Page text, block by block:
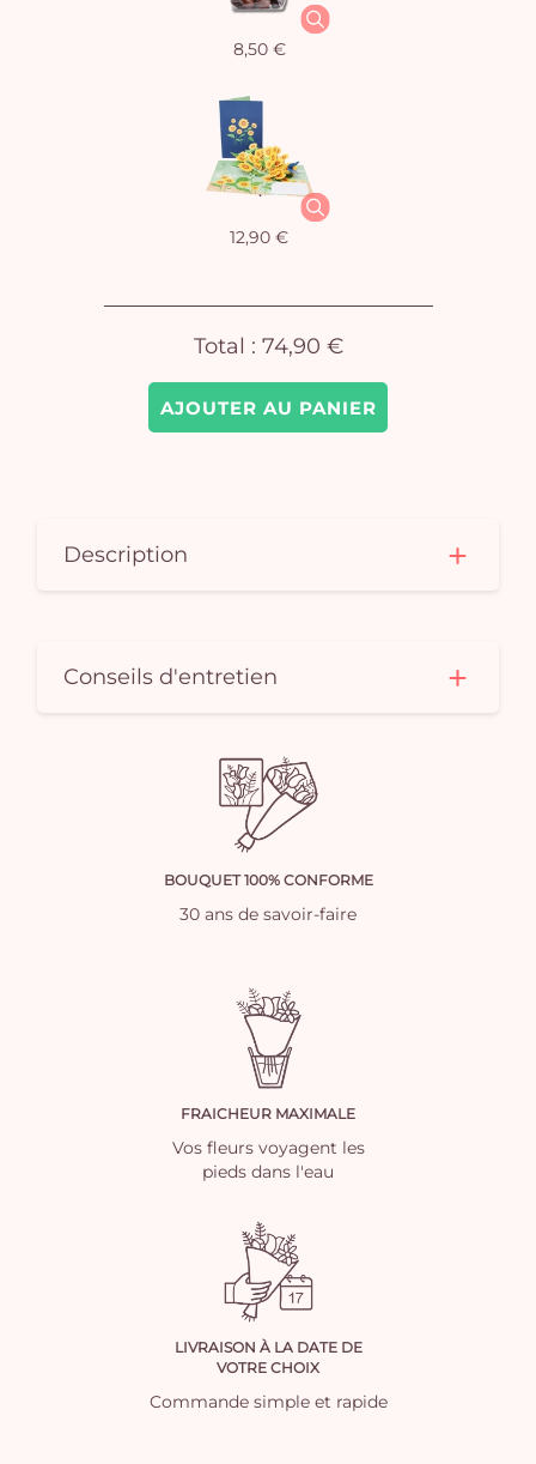
AJOUTER AU PANIER
8,50 €
12,90 €
Total : 74,90 €
Description
Conseils d'entretien
BOUQUET 100% CONFORME
30 ans de savoir-faire
FRAICHEUR MAXIMALE
Vos fleurs voyagent les
pieds dans l'eau
LIVRAISON À LA DATE DE
VOTRE CHOIX
Commande simple et rapide